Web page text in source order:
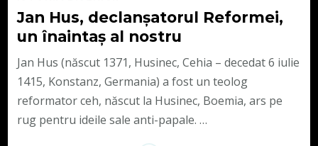
Jan Hus, declanșatorul Reformei,
un înaintaș al nostru
Jan Hus (născut 1371, Husinec, Cehia – decedat 6 iulie
1415, Konstanz, Germania) a fost un teolog
reformator ceh, născut la Husinec, Boemia, ars pe
rug pentru ideile sale anti-papale. …